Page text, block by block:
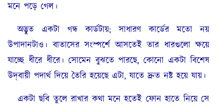
মনে পড়ে গেল।
অদ্ভুত একটা গন্ধ কার্ডটায়; সাধারণ কার্ডের মতো নয়
উপাদানটাও। বাতাসের সংস্পর্শে আসতেই তার ধারগুলো ক্ষয়ে
যাচ্ছে ধীরে ধীরে। সোমেন বুঝতে পারছে, কোনো একটা বিশেষ
উদ্‌বায়ী পদার্থ দিয়ে তৈরি হয়েছে এটা, যাতে দ্রুত নষ্ট হয়ে যায়।
একটা ছবি তুলে রাখার কথা মনে হতেই ফোন হাতে নিয়ে সে